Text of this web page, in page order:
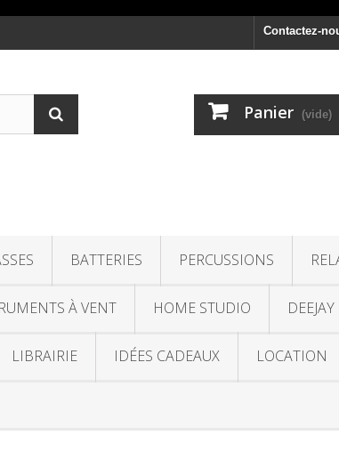
Contactez-
Panier (vide)
BATTERIES PERCUSSIONS
À VENT HOME STUDIO DEEJAY
LIBRAIRIE IDÉES CADEAUX LOCATION